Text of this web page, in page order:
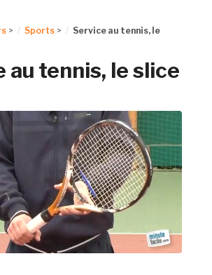
> Sports >
Service au tennis, le
au tennis, le slice